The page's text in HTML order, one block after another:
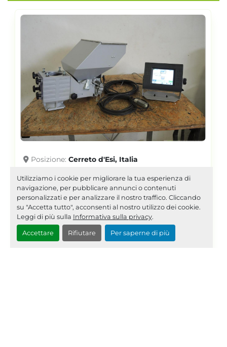
Utilizziamo i cookie per migliorare la tua esperienza di
navigazione, per pubblicare annunci o contenuti
personalizzati e per analizzare il nostro traffico. Cliccando
su "Accetta tutto", acconsenti al nostro utilizzo dei cookie.
Leggi di più sulla Informativa sulla privacy.
Accettare Rifiutare Per saperne di più
Posizione Cerreto d'Esi, Italia
2020 MOTAN MINICOLOR V-
G1S AI3086
Gamma dosaggio: 0,13-4,7 Kg/h Monta
coclea G1S Tipo: volumetrico | Coclea